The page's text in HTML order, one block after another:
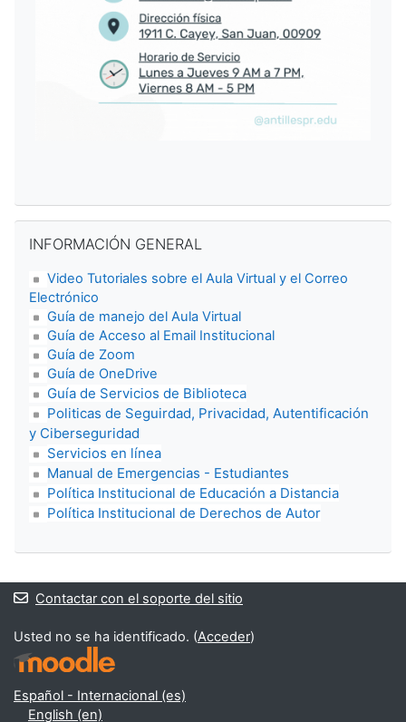
INFORMACIÓN GENERAL
Video Tutoriales sobre el Aula Virtual y el Correo
Electrónico
Guía de manejo del Aula Virtual
Guía de Acceso al Email Institucional
Guía de Zoom
Guía de OneDrive
Guía de Servicios de Biblioteca
Politicas de Seguirdad, Privacidad, Autentificación
y Ciberseguridad
Servicios en línea
Manual de Emergencias - Estudiantes
Política Institucional de Educación a Distancia
Política Institucional de Derechos de Autor
Contactar con el soporte del sitio
Usted no se ha identificado. (Acceder)
Español - Internacional ‎(es)‎
English ‎(en)‎